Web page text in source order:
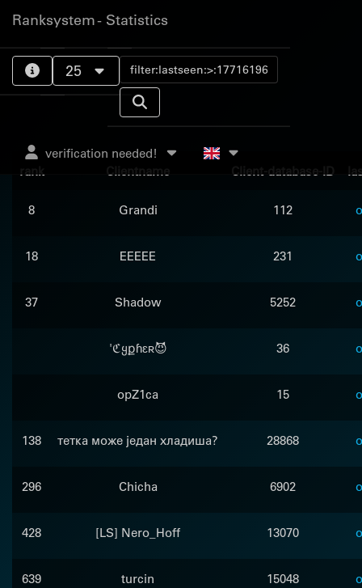
Ranksystem - Statistics
25
verification needed!
rank
Clientname Client-database-ID
8 Grandi 112
18 EEEEE 231
37 Shadow 5252
'ℭყքɦɛʀ😈 36
opZ1ca 15
138 тетка може један хладиша? 28868
296 Chicha 6902
428 [LS] Nero_Hoff 13070
639 turcin 15048